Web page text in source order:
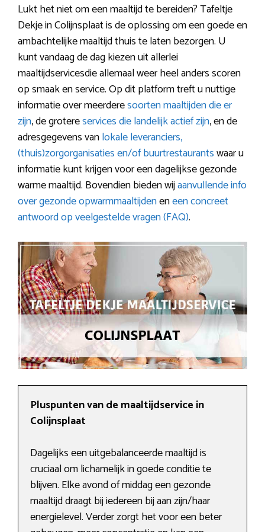
Lukt het niet om een maaltijd te bereiden? Tafeltje
Dekje in Colijnsplaat is de oplossing om een goede en
ambachtelijke maaltijd thuis te laten bezorgen. U
kunt vandaag de dag kiezen uit allerlei
maaltijdservicesdie allemaal weer heel anders scoren
op smaak en service. Op dit platform treft u nuttige
informatie over meerderesoorten maaltijden die er
zijn, de grotereservices die landelijk actief zijn, en de
adresgegevens vanlokale leveranciers,
(thuis)zorgorganisaties en/of buurtrestaurantswaar u
informatie kunt krijgen voor een dagelijkse gezonde
warme maaltijd. Bovendien bieden wijaanvullende info
over gezonde opwarmmaaltijdeneneen concreet
antwoord op veelgestelde vragen (FAQ).
Pluspunten van de maaltijdservice in
Colijnsplaat
Dagelijks een uitgebalanceerde maaltijd is
cruciaal om lichamelijk in goede conditie te
blijven. Elke avond of middag een gezonde
maaltijd draagt bij iedereen bij aan zijn/haar
energielevel. Verder zorgt het voor een beter